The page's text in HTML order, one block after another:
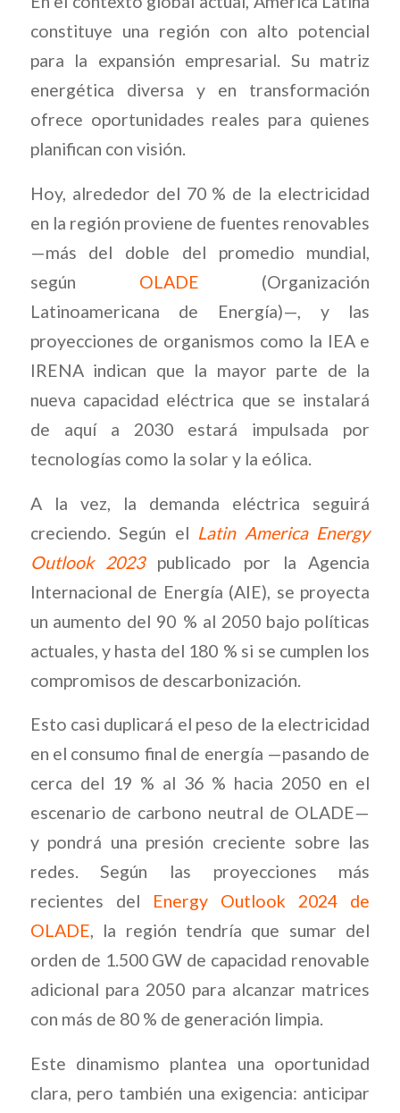
constituye una región con alto potencial
para la expansión empresarial. Su matriz
energética diversa y en transformación
ofrece oportunidades reales para quienes
planifican con visión.
Hoy, alrededor del 70 % de la electricidad
en la región proviene de fuentes renovables
—más del doble del promedio mundial,
según OLADE (Organización
Latinoamericana de Energía)—, y las
proyecciones de organismos como la IEA e
IRENA indican que la mayor parte de la
nueva capacidad eléctrica que se instalará
de aquí a 2030 estará impulsada por
tecnologías como la solar y la eólica.
A la vez, la demanda eléctrica seguirá
creciendo. Según el Latin America Energy
Outlook 2023publicado por la Agencia
Internacional de Energía (AIE), se proyecta
un aumento del 90 % al 2050 bajo políticas
actuales, y hasta del 180 % si se cumplen los
compromisos de descarbonización.
Esto casi duplicará el peso de la electricidad
en el consumo final de energía —pasando de
cerca del 19 % al 36 % hacia 2050 en el
escenario de carbono neutral de OLADE—
y pondrá una presión creciente sobre las
redes. Según las proyecciones más
recientes del Energy Outlook 2024 de
OLADE, la región tendría que sumar del
orden de 1.500 GW de capacidad renovable
adicional para 2050 para alcanzar matrices
con más de 80 % de generación limpia.
Este dinamismo plantea una oportunidad
clara, pero también una exigencia: anticipar